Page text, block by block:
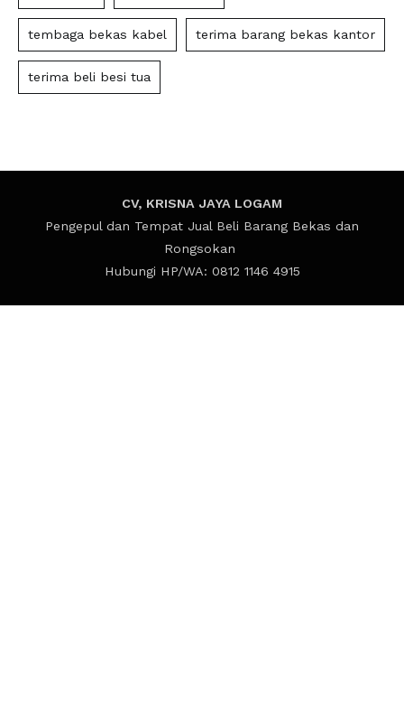
tembaga bekas kabel terima barang bekas kantor
terima beli besi tua
CV, KRISNA JAYA LOGAM
Pengepul dan Tempat Jual Beli Barang Bekas dan
Rongsokan
Hubungi HP/WA: 0812 1146 4915